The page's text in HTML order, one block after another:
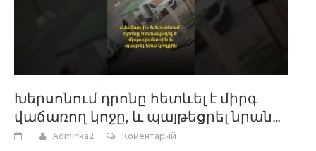
Խերսոնում դրոնը հետևել է միրգ
վաճառող կոջը, և պայթեցրել նրան…
Adminka2 Коментарий